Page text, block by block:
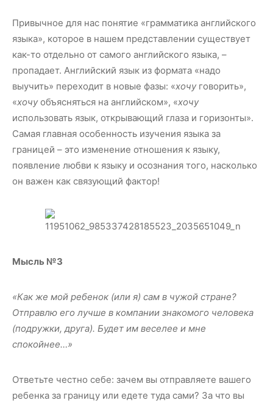
Привычное для нас понятие «грамматика английского
языка», которое в нашем представлении существует
как-то отдельно от самого английского языка, –
пропадает. Английский язык из формата «надо
выучить» переходит в новые фазы: «хочуговорить»,
«хочуобъясняться на английском», «хочу
использовать язык, открывающий глаза и горизонты».
Самая главная особенность изучения языка за
границей – это изменение отношения к языку,
появление любви к языку и осознания того, насколько
он важен как связующий фактор!
Мысль №3
«Как же мой ребенок (или я) сам в чужой стране?
Отправлю его лучше в компании знакомого человека
(подружки, друга). Будет им веселее и мне
спокойнее…»
Ответьте честно себе: зачем вы отправляете вашего
ребенка за границу или едете туда сами? За что вы